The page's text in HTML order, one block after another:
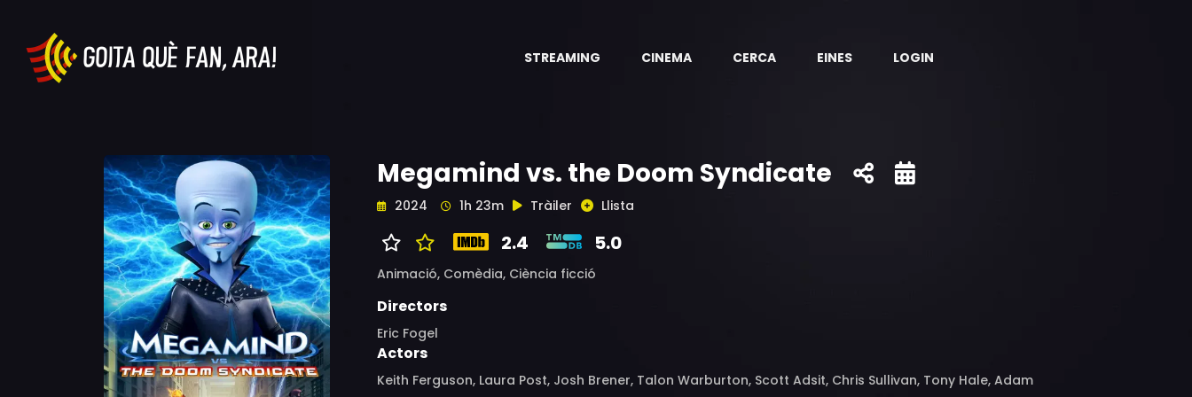
STREAMING CINEMA CERCA EINES LOGIN
Megamind vs. the Doom Syndicate
2024 1h 23m Tràiler Llista
2.4 5.0
Animació, Comèdia, Ciència ficció
Directors
Eric Fogel
Actors
Keith Ferguson, Laura Post, Josh Brener, Talon Warburton, Scott Adsit, Chris Sullivan, Tony Hale, Adam